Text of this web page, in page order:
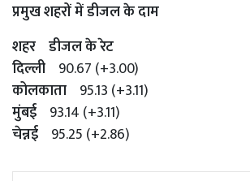
प्रमुख शहरों में डीजल के दाम
शहर डीजल के रेट
दिल्ली 90.67 (+3.00)
कोलकाता 95.13 (+3.11)
मुंबई 93.14 (+3.11)
चेन्नई 95.25 (+2.86)